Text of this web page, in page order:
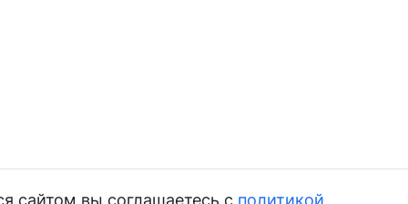
сайтом вы соглашаетесь с политикой